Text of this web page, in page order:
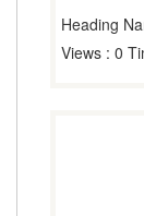
Heading
Views : 0